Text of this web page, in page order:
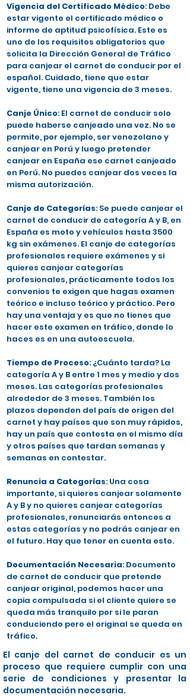
Vigencia del Certificado Médico: Debe
estar vigente el certificado médico o
informe de aptitud psicofísica. Este es
uno de los requisitos obligatorios que
solicita la Dirección General de Tráfico
para canjear el carnet de conducir por el
español. Cuidado, tiene que estar
vigente, tiene una vigencia de 3 meses.
Canje Único: El carnet de conducir solo
puede haberse canjeado una vez. No se
permite, por ejemplo, ser venezolano y
canjear en Perú y luego pretender
canjear en España ese carnet canjeado
en Perú. No puedes canjear dos veces la
misma autorización.
Canje de Categorías: Se puede canjear el
carnet de conducir de categoría A y B, en
España es moto y vehículos hasta 3500
kg sin exámenes. El canje de categorías
profesionales requiere exámenes y si
quieres canjear categorías
profesionales, prácticamente todos los
convenios te exigen que hagas examen
teórico e incluso teórico y práctico. Pero
hay una ventaja y es que no tienes que
hacer este examen en tráfico, donde lo
haces es en una autoescuela.
Tiempo de Proceso: ¿Cuánto tarda? La
categoría A y B entre 1 mes y medio y dos
meses. Las categorías profesionales
alrededor de 3 meses. También los
plazos dependen del país de origen del
carnet y hay países que son muy rápidos,
hay un país que contesta en el mismo día
y otros países que tardan semanas y
semanas en contestar.
Renuncia a Categorías: Una cosa
importante, si quieres canjear solamente
A y B y no quieres canjear categorías
profesionales, renunciarás entonces a
estas categorías y no podrás canjear en
el futuro. Hay que tener en cuenta esto.
Documentación Necesaria: Documento
de carnet de conducir que pretende
canjear original, podemos hacer una
copia compulsada si el cliente quiere se
queda más tranquilo por si le paran
conduciendo pero el original se queda en
tráfico.
El canje del carnet de conducir es un
proceso que requiere cumplir con una
serie de condiciones y presentar la
documentación necesaria.